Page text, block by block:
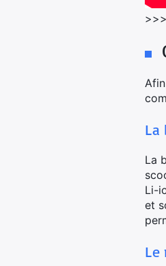
>>>
La
La
Li-
et
Le